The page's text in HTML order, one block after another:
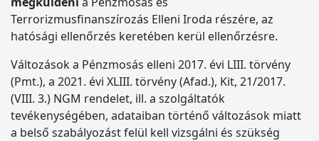
Terrorizmusfinanszírozás Elleni Iroda részére, az
hatósági ellenőrzés keretében kerül ellenőrzésre.
Változások a Pénzmosás elleni 2017. évi LIII. törvény
(Pmt.), a 2021. évi XLIII. törvény (Afad.), Kit, 21/2017.
(VIII. 3.) NGM rendelet, ill. a szolgáltatók
tevékenységében, adataiban történő változások miatt
a belső szabályozást felül kell vizsgálni és szükség